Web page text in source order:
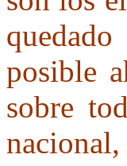
posible
sobre